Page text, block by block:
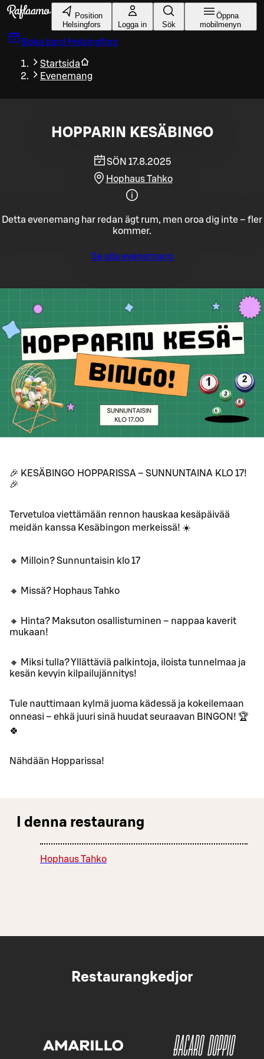
Gå till huvudinnehållet
Position
Helsingfors
Logga in Sök
Öppna
mobilmenyn
Boka bord Helsingfors
Startsida
Evenemang
HOPPARIN KESÄBINGO
SÖN 17.8.2025
Hophaus Tahko
Detta evenemang har redan ägt rum, men oroa dig inte – fler
kommer.
Se alla evenemang
🎉 KESÄBINGO HOPPARISSA – SUNNUNTAINA KLO 17!
🎉
Tervetuloa viettämään rennon hauskaa kesäpäivää
meidän kanssa Kesäbingon merkeissä! ☀️
🔸 Milloin? Sunnuntaisin klo 17
🔸 Missä? Hophaus Tahko
🔸 Hinta? Maksuton osallistuminen – nappaa kaverit
mukaan!
🔸 Miksi tulla? Yllättäviä palkintoja, iloista tunnelmaa ja
kesän kevyin kilpailujännitys!
Tule nauttimaan kylmä juoma kädessä ja kokeilemaan
onneasi – ehkä juuri sinä huudat seuraavan BINGON! 🏆
🍀
Nähdään Hopparissa!
I denna restaurang
Hophaus Tahko
Restaurangkedjor